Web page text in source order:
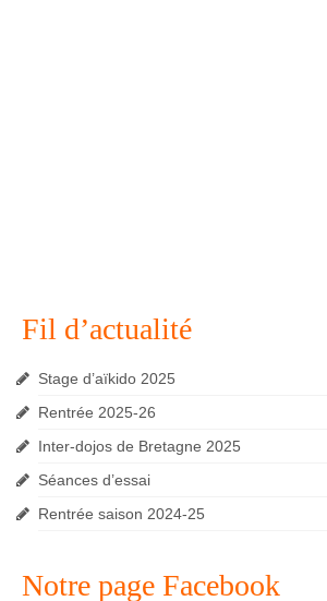
Fil d’actualité
Stage d’aïkido 2025
Rentrée 2025-26
Inter-dojos de Bretagne 2025
Séances d’essai
Rentrée saison 2024-25
Notre page Facebook